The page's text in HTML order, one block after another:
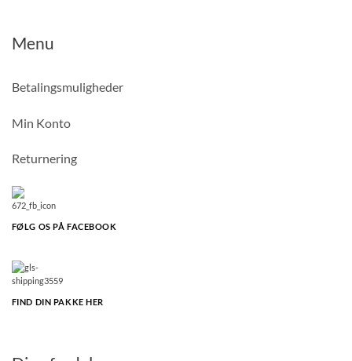
Menu
Betalingsmuligheder
Min Konto
Returnering
FØLG OS PÅ FACEBOOK
FIND DIN PAKKE HER